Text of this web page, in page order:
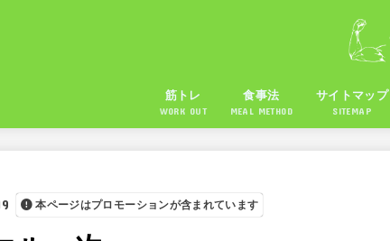
筋トレ
WORK OUT
食事法
MEAL METHOD
サイトマップ
SITEMAP
本ページはプロモーションが含まれています